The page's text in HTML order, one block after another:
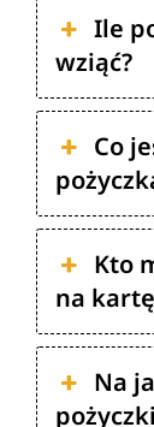
Ile
wziąć?
Co
Kto
na
Na